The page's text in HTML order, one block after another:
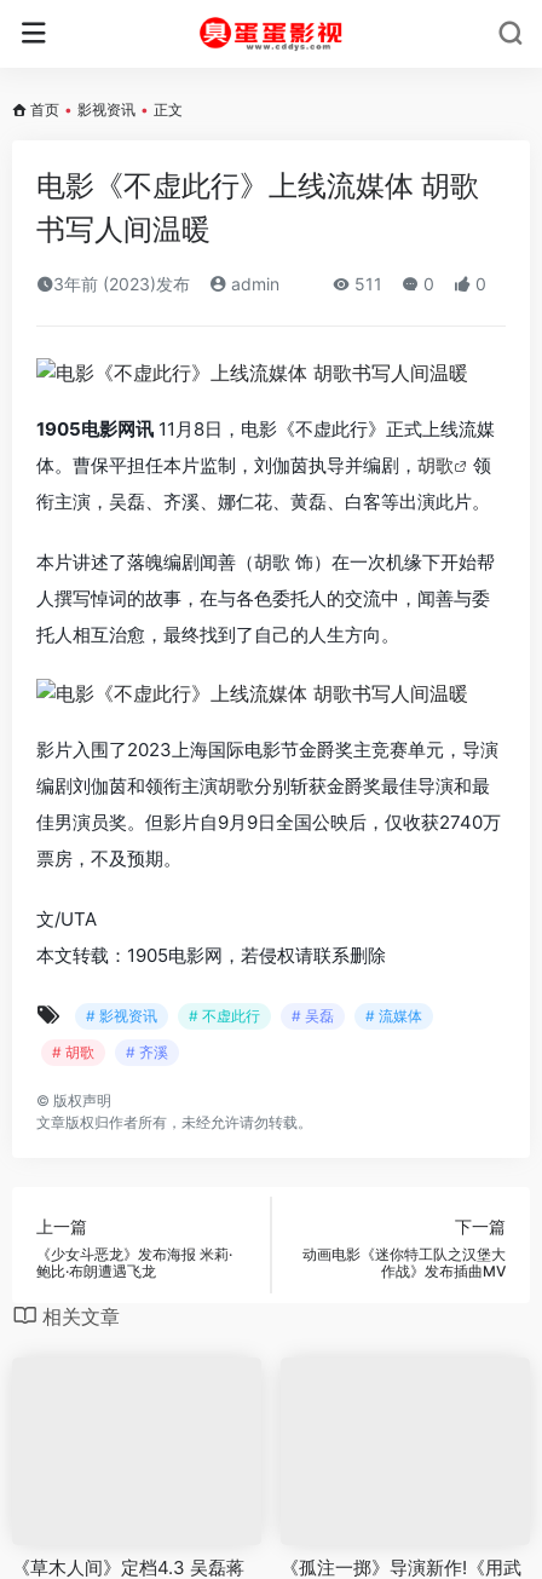
首页 • 影视资讯 • 正文
电影《不虚此行》上线流媒体 胡歌
书写人间温暖
3年前 (2023)发布 admin 511 0 0
1905电影网讯 11月8日，电影《不虚此行》正式上线流媒
体。曹保平担任本片监制，刘伽茵执导并编剧， 胡歌
领
衔主演，吴磊、齐溪、娜仁花、黄磊、白客等出演此片。
本片讲述了落魄编剧闻善（胡歌 饰）在一次机缘下开始帮
人撰写悼词的故事，在与各色委托人的交流中，闻善与委
托人相互治愈，最终找到了自己的人生方向。
影片入围了2023上海国际电影节金爵奖主竞赛单元，导演
编剧刘伽茵和领衔主演胡歌分别斩获金爵奖最佳导演和最
佳男演员奖。但影片自9月9日全国公映后，仅收获2740万
票房，不及预期。
文/UTA
本文转载：1905电影网，若侵权请联系删除
# 影视资讯 # 不虚此行 # 吴磊
# 流媒体
# 胡歌
# 齐溪
© 版权声明
文章版权归作者所有，未经允许请勿转载。
上一篇
《少女斗恶龙》发布海报 米莉·
鲍比·布朗遭遇飞龙
下一篇
动画电影《迷你特工队之汉堡大
作战》发布插曲MV
相关文章
《草木人间》定档4.3 吴磊蒋
《孤注一掷》导演新作!《用武